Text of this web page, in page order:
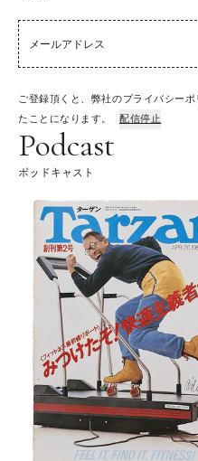
ご登録頂くと、弊社のプライバシー
たことになります。
配信停止
Podcast
ポッドキャスト